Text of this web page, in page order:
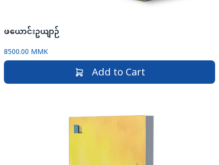
ဖယောင်းဥယျာဉ်
8500.00 MMK
Add to Cart